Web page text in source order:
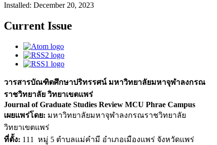
Installed: December 20, 2023
Current Issue
วารสารบัณฑิตศึกษาปริทรรศน์ มหาวิทยาลัยมหาจุฬาลงกรณ
ราชวิทยาลัย วิทยาเขตแพร่
Journal of Graduate Studies Review MCU Phrae Campus
เผยแพร่โดย: มหาวิทยาลัยมหาจุฬาลงกรณราชวิทยาลัย
วิทยาเขตแพร่
ที่ตั้ง: 111 หมู่ 5 ตำบลแม่คำมี อำเภอเมืองแพร่ จังหวัดแพร่